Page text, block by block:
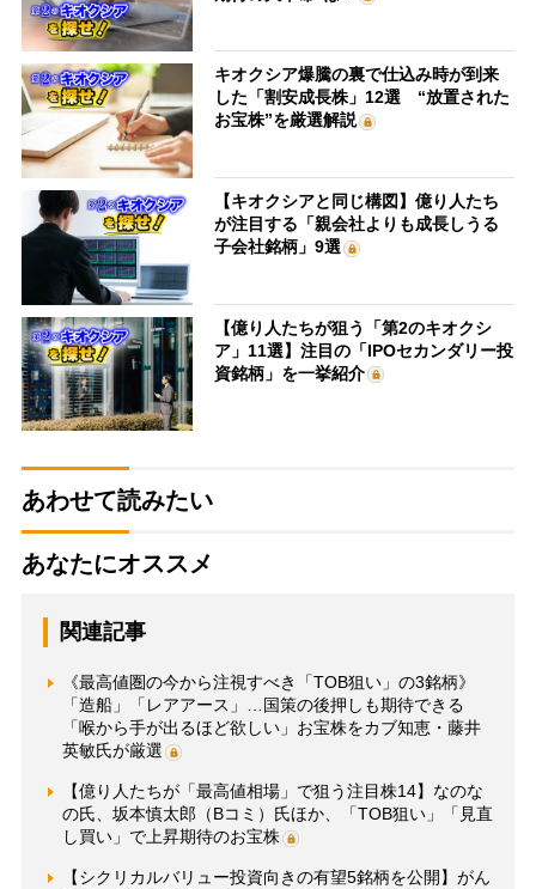
キオクシア爆騰の裏で仕込み時が到来
した「割安成長株」12選 “放置された
お宝株”を厳選解説
【キオクシアと同じ構図】億り人たち
が注目する「親会社よりも成長しうる
子会社銘柄」9選
【億り人たちが狙う「第2のキオクシ
ア」11選】注目の「IPOセカンダリー投
資銘柄」を一挙紹介
あわせて読みたい
あなたにオススメ
関連記事
《最高値圏の今から注視すべき「TOB狙い」の3銘柄》
「造船」「レアアース」…国策の後押しも期待できる
「喉から手が出るほど欲しい」お宝株をカブ知恵・藤井
英敏氏が厳選
【億り人たちが「最高値相場」で狙う注目株14】なのな
の氏、坂本慎太郎（Bコミ）氏ほか、「TOB狙い」「見直
し買い」で上昇期待のお宝株
【シクリカルバリュー投資向きの有望5銘柄を公開】がん